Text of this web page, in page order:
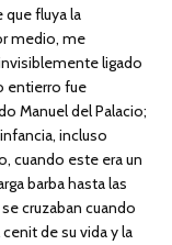
fluya la
medio, me
ligado
entierro fue
Manuel del Palacio;
incluso
cuando este era un
barba hasta las
cruzaban cuando
de su vida y la